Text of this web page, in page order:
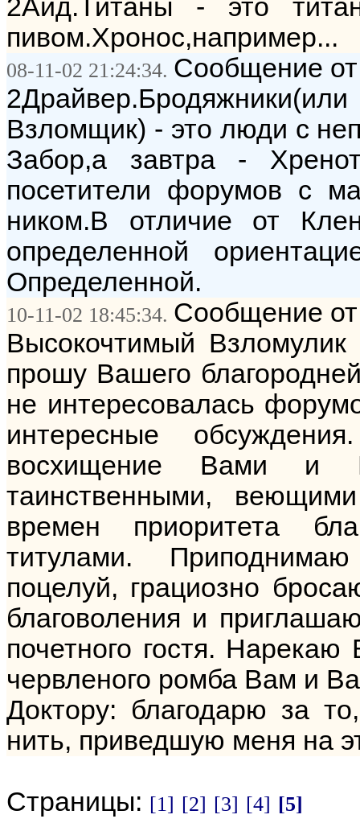
2Аид.Титаны - это
пивом.Хронос,например...
08-11-02 21:24:34. Сообщение
Взломщик) - это люди с
Забор,а завтра -
посетители форумов с
ником.В отличие от
определенной
Определенной.
10-11-02 18:45:34. Сообщение
Высокочтимый
прошу Вашего
не интересовалась
интересные
восхищение Вами и
таинственными,
времен приоритета
титулами.
поцелуй, грациозно
благоволения и
почетного гостя.
червленого ромба Вам и
Доктору: благодарю за
нить, приведшую меня на
Страницы: [1] [2] [3] [4] [5]